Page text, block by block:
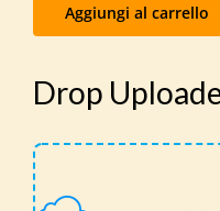
Aggiungi al carrello
Drop